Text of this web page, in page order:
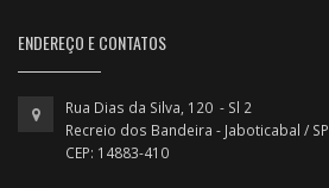
ENDEREÇO E CONTATOS
Rua Dias da Silva, 120 - Sl 2
Recreio dos Bandeira - Jaboticabal / SP
CEP: 14883-410